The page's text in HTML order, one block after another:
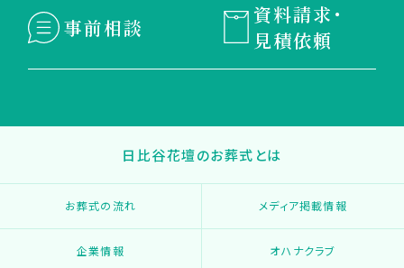
事前相談
資料請求・
見積依頼
日比谷花壇のお葬式とは
お葬式の流れ メディア掲載情報
企業情報 オハナクラブ